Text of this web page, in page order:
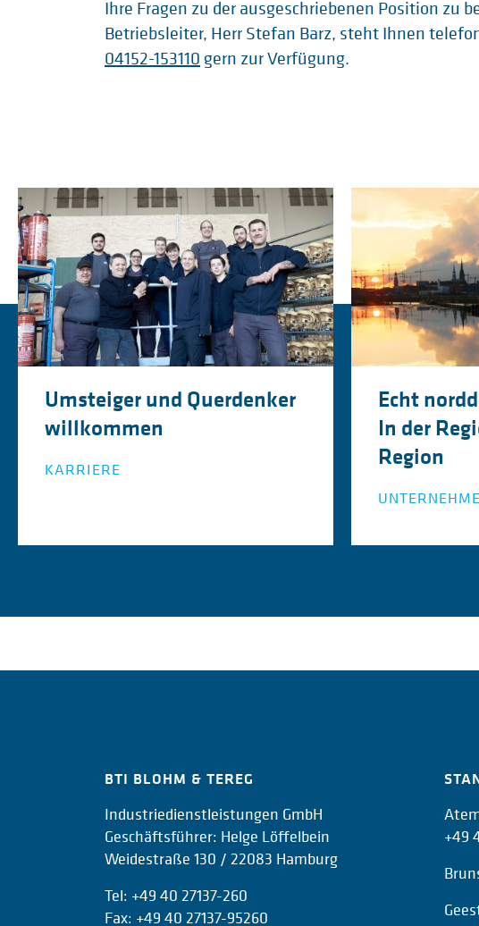
Ihre Fragen zu der ausgeschriebenen Position zu
Betriebsleiter, Herr Stefan Barz, steht Ihnen
04152-153110 gern zur Verfügung.
Umsteiger und Querdenker
willkommen
KARRIERE
Echt
In der
Region
BTI BLOHM & TEREG
Industriedienstleistungen GmbH
Geschäftsführer: Helge Löffelbein
Weidestraße 130 / 22083 Hamburg
Tel: +49 40 27137-260
Fax: +49 40 27137-95260
+49